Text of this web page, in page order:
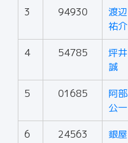
3 94930
渡辺
祐介
4 54785
坪井
誠
5 01685
阿部
公一
6 24563
銀屋